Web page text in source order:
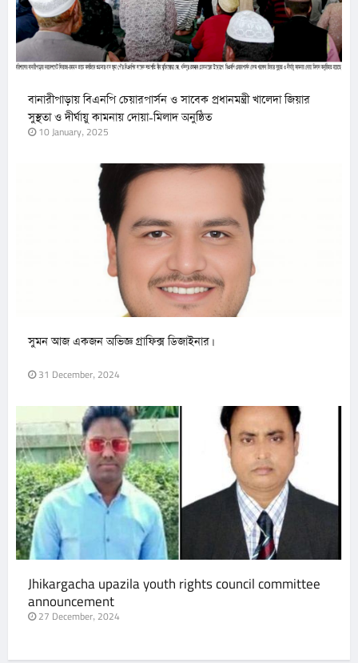
বানারীপাড়ায় বিএনপি চেয়ারপার্সন ও সাবেক প্রধানমন্ত্রী খালেদা জিয়ার
সুস্থতা ও দীর্ঘায়ু কামনায় দোয়া-মিলাদ অনুষ্ঠিত
10 January, 2025
সুমন আজ একজন অভিজ্ঞ গ্রাফিক্স ডিজাইনার।
31 December, 2024
Jhikargacha upazila youth rights council committee
announcement
27 December, 2024